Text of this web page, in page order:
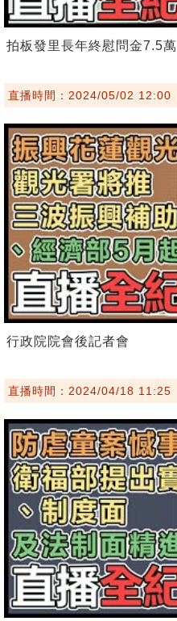
拍板發里長年終慰問金7.5萬
直播時間：2024/05/02 12:00
行政院院會後記者會
直播時間：2024/04/18 11:25